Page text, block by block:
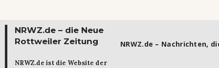
NRWZ.de – die Neue
Rottweiler Zeitung
NRWZ.de ist die Website der
NRWZ.de – Nachrichten,